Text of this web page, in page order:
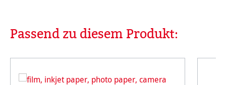
Produktgalerie überspringen
Passend zu diesem Produkt: